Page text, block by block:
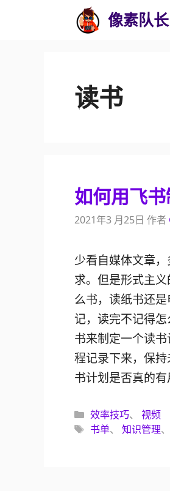
像素队长
读书
如何用飞
2021年3 月25日 作者
少看自媒体文章
求。但是形式主
么书，读纸书还
记，读完不记得
书来制定一个读
程记录下来，保
书计划是否真的有
分
类
效率技巧、 视频
标
书单、 知识管理、